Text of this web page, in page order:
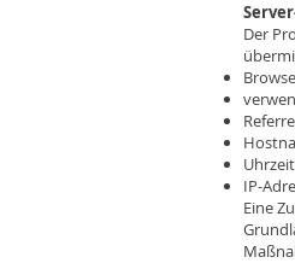
Der
IP-
Eine